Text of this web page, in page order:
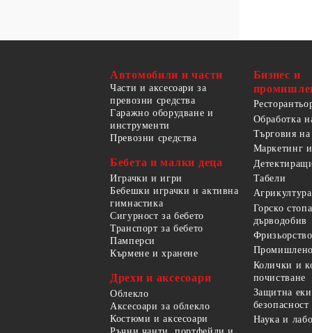
Автомобили и части
Части и аксесоари за
превозни средства
Гаражно оборудване и
инструменти
Превозни средства
Бебета и малки деца
Играчки и игри
Бебешки играчки и активна
гимнастика
Сигурност за бебето
Транспорт за бебето
Памперси
Кърмене и хранене
Дрехи и аксесоари
Облекло
Аксесоари за облекло
Костюми и аксесоари
Бизнес и
Обработка
Търговия
Маркетинг
Табели
Агрикултура
Горско
дърводобив
Колички и
почистване
Защитна
Наука и